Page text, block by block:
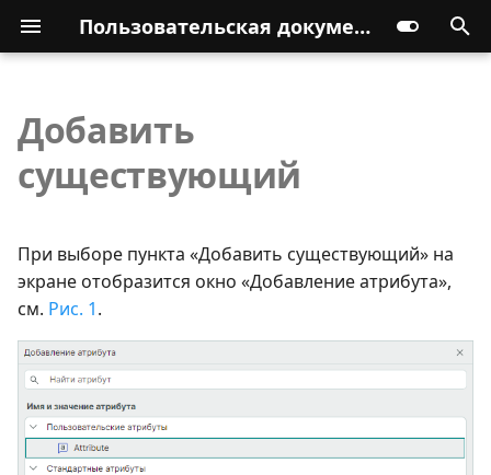
Пользовательская документация
Добавить
существующий
При выборе пункта «Добавить существующий» на
экране отобразится окно «Добавление атрибута»,
см. Рис. 1.